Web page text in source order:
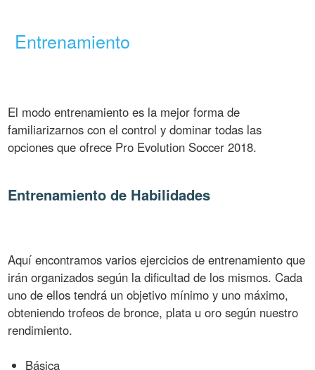
Entrenamiento
El modo entrenamiento es la mejor forma de
familiarizarnos con el control y dominar todas las
opciones que ofrece Pro Evolution Soccer 2018.
Entrenamiento de Habilidades
Aquí encontramos varios ejercicios de entrenamiento que
irán organizados según la dificultad de los mismos. Cada
uno de ellos tendrá un objetivo mínimo y uno máximo,
obteniendo trofeos de bronce, plata u oro según nuestro
rendimiento.
Básica